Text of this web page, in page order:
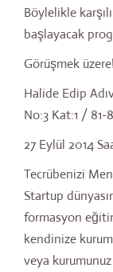
Böylelikle
başlayacak
Görüşmek üzere!
Halide Edip
No:3 Kat:1 /
27 Eylül 2014
Tecrübenizi
Startup
formasyon
kendinize
veya